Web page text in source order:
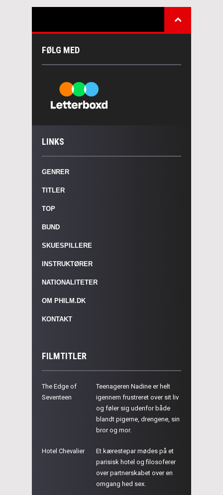
FØLG MED
LINKS
GENRER
TITLER
TOP
BUND
SKUESPILLERE
INSTRUKTØRER
NATIONALITETER
OM PHILM.DK
KONTAKT
FILMTITLER
The Edge of
Seventeen
Teenageren Nadine er helt
igennem frustreret over sit liv
og føler sig udenfor både
blandt pigerne, drengene, sin
bror og mor.
Hotel Chevalier
Et kærestepar mødes på et
parisisk hotel og filosoferer
over partnerskabet over en
omgang hed sex.